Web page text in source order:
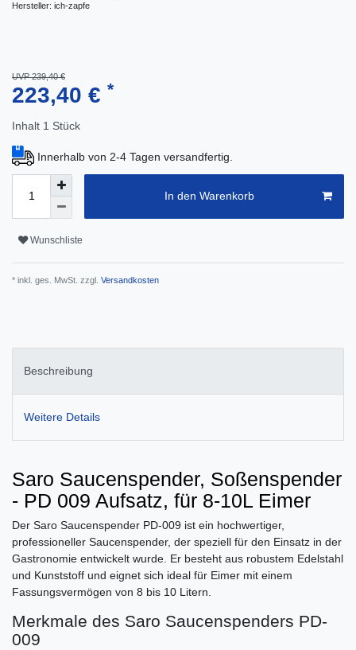
Hersteller: ich-zapfe
UVP 239,40 €
223,40 € *
Inhalt 1 Stück
Innerhalb von 2-4 Tagen versandfertig.
In den Warenkorb
Wunschliste
* inkl. ges. MwSt. zzgl. Versandkosten
Beschreibung
Weitere Details
Saro Saucenspender, Soßenspender
- PD 009 Aufsatz, für 8-10L Eimer
Der Saro Saucenspender PD-009 ist ein hochwertiger,
professioneller Saucenspender, der speziell für den Einsatz in der
Gastronomie entwickelt wurde. Er besteht aus robustem Edelstahl
und Kunststoff und eignet sich ideal für Eimer mit einem
Fassungsvermögen von 8 bis 10 Litern.
Merkmale des Saro Saucenspenders PD-
009